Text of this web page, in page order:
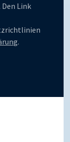
Link
.